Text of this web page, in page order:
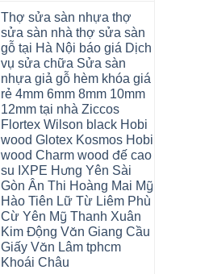
nước
nào
Hà
Nội
Thanh
Xuân
tpHCM
Đà
Nẵng
Gia
Lâm
Phú
Thọ
Hải
Phòng
Sóc
Sơn
Ninh
Bình
Hưng
Yên
composite
báo
giá
rẻ
Bắc
Ninh
Thanh
Xuân
Tây
Hồ
Hải
Thái
Bình
Hưng
Yên
Hà
Đông
Hạ
Long
bình
luận
ở
Cửa
nhựa
nhà
vệ
sinh
tại
Hà
Nội
báo
giá
cửa
nhựa
nhà
vệ
sinh
giá
rẻ
tpHCM
Thanh
Xuân
Bắc
Ninh
Thợ sửa sàn nhựa thợ
sửa sàn nhà thợ sửa sàn
gỗ tại Hà Nội báo giá Dịch
vụ sửa chữa Sửa sàn
nhựa giả gỗ hèm khóa giá
rẻ 4mm 6mm 8mm 10mm
12mm tại nhà Ziccos
Flortex Wilson black Hobi
wood Glotex Kosmos Hobi
wood Charm wood đế cao
su IXPE Hưng Yên Sài
Gòn Ân Thi Hoàng Mai Mỹ
Hào Tiên Lữ Từ Liêm Phù
Cừ Yên Mỹ Thanh Xuân
Kim Động Văn Giang Cầu
Giấy Văn Lâm tphcm
Khoái Châu